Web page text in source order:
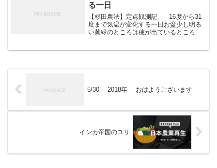
る一日
【杉田農法】定点観測記 16度から31
度まで気温が変化する一日お盆少し明る
い黄緑のところは穂が出ているところ水
5/30 2018年 おはようございます
インカ帝国のユリ